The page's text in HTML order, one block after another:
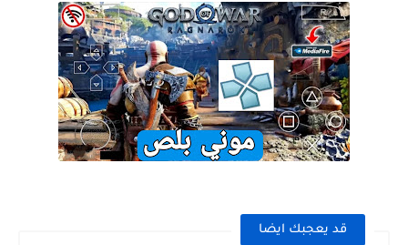
قد يعجبك ايضا